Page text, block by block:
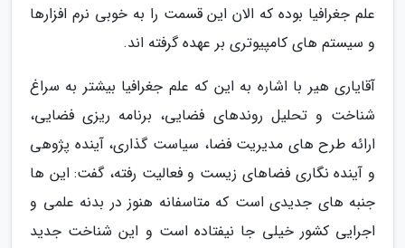
علم جغرافیا بوده که الان این قسمت را به خوبی نرم افزارها
و سیستم های کامپیوتری بر عهده گرفته اند.
آقایاری هیر با اشاره به این که علم جغرافیا بیشتر به سراغ
شناخت و تحلیل روندهای فضایی، برنامه ریزی فضایی،
ارائه طرح های مدیریت فضا، سیاست گذاری، آینده پژوهی
و آینده نگاری فضاهای زیست و فعالیت رفته، گفت: این ها
جنبه های جدیدی است که متاسفانه هنوز در بدنه علمی و
اجرایی کشور خیلی جا نیفتاده است و این شناخت جدید